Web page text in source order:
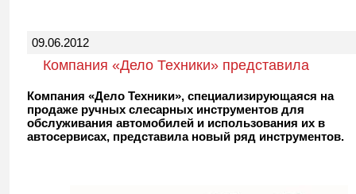
09.06.2012
Компания «Дело Техники» представила
новый модельный ряд инструментов
Компания «Дело Техники», специализирующаяся на
продаже ручных слесарных инструментов для
обслуживания автомобилей и использования их в
автосервисах, представила новый ряд инструментов.